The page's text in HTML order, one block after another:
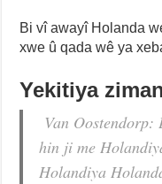
Bi vî awayî Holanda
xwe û qada wê ya
Yekitiya
Van
hin ji me
Holandiya